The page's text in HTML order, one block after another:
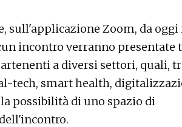
sull'applicazione Zoom, da oggi
incontro verranno presentate
a diversi settori, quali,
tech, smart health,
possibilità di uno spazio di